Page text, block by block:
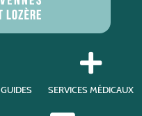
SERVICES MÉDICAUX